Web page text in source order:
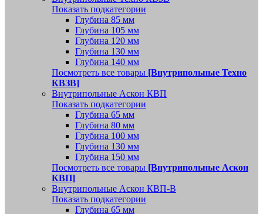
Показать подкатегории
Глубина 85 мм
Глубина 105 мм
Глубина 120 мм
Глубина 130 мм
Глубина 140 мм
Посмотреть все товары [Внутрипольные Техно
КВЗВ]
Внутрипольные Аскон КВП
Показать подкатегории
Глубина 65 мм
Глубина 80 мм
Глубина 100 мм
Глубина 130 мм
Глубина 150 мм
Посмотреть все товары [Внутрипольные Аскон
КВП]
Внутрипольные Аскон КВП-В
Показать подкатегории
Глубина 65 мм